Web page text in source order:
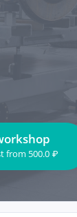
from 500.0 ₽